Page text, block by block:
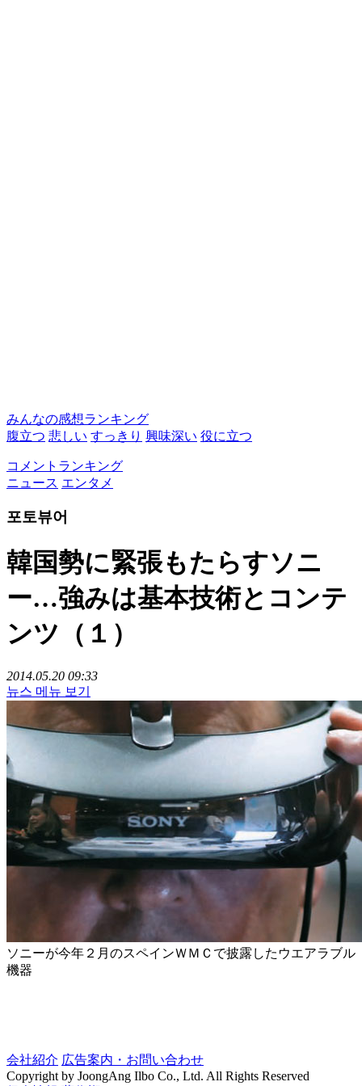
みんなの感想ランキング
腹立つ 悲しい すっきり 興味深い 役に立つ
コメントランキング
ニュース エンタメ
포토뷰어
韓国勢に緊張もたらすソニ
ー…強みは基本技術とコンテ
ンツ（１）
2014.05.20 09:33
뉴스 메뉴 보기
ソニーが今年２月のスペインＷＭＣで披露したウエアラブル
機器
会社紹介 広告案内・お問い合わせ
Copyright by JoongAng Ilbo Co., Ltd. All Rights Reserved